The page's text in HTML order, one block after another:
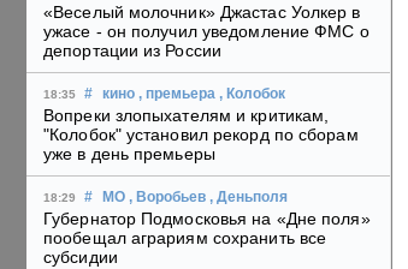
«Веселый молочник» Джастас Уолкер в
ужасе - он получил уведомление ФМС о
депортации из России
18:35 # кино , премьера , Колобок
Вопреки злопыхателям и критикам,
"Колобок" установил рекорд по сборам
уже в день премьеры
18:29 # МО , Воробьев , Деньполя
Губернатор Подмосковья на «Дне поля»
пообещал аграриям сохранить все
субсидии